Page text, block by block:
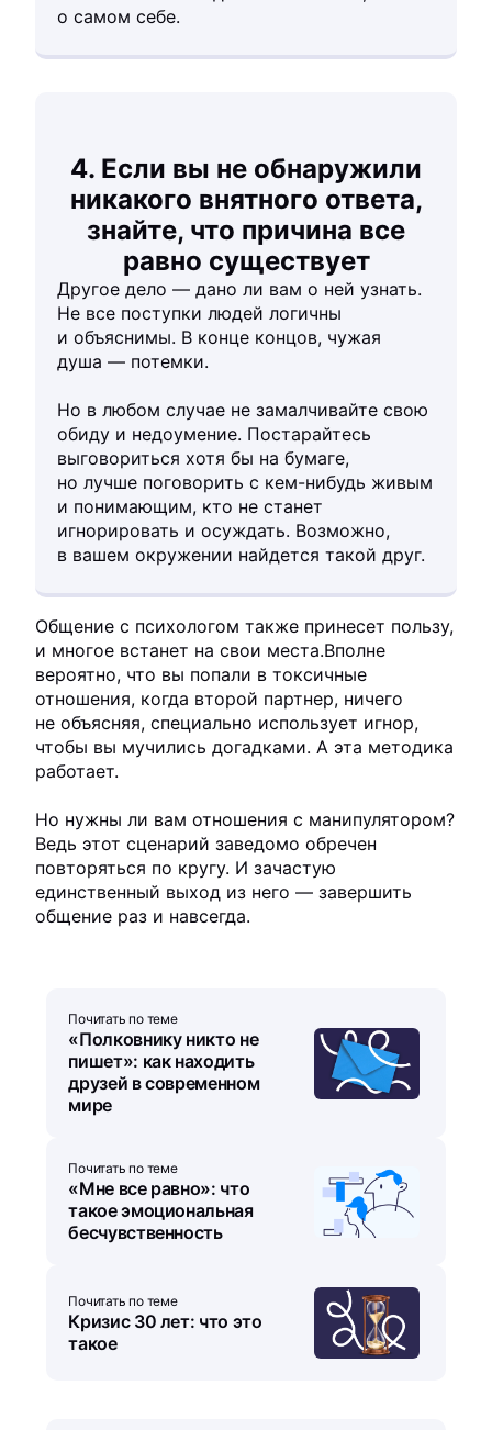
о самом себе.
4. Если вы не обнаружили
никакого внятного ответа,
знайте, что причина все
равно существует
Другое дело — дано ли вам о ней узнать.
Не все поступки людей логичны
и объяснимы. В конце концов, чужая
душа — потемки.
Но в любом случае не замалчивайте свою
обиду и недоумение. Постарайтесь
выговориться хотя бы на бумаге,
но лучше поговорить с кем-нибудь живым
и понимающим, кто не станет
игнорировать и осуждать. Возможно,
в вашем окружении найдется такой друг.
Общение с психологом также принесет пользу,
и многое встанет на свои места.Вполне
вероятно, что вы попали в токсичные
отношения, когда второй партнер, ничего
не объясняя, специально использует игнор,
чтобы вы мучились догадками. А эта методика
работает.
Но нужны ли вам отношения с манипулятором?
Ведь этот сценарий заведомо обречен
повторяться по кругу. И зачастую
единственный выход из него — завершить
общение раз и навсегда.
Почитать по теме
«Полковнику никто не
пишет»: как находить
друзей в современном
мире
Почитать по теме
«Мне все равно»: что
такое эмоциональная
бесчувственность
Почитать по теме
Кризис 30 лет: что это
такое